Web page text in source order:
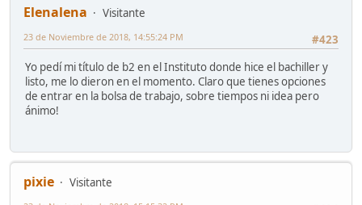
Elenalena
Visitante
#423
23 de Noviembre de 2018, 14:55:24 PM
Yo pedí mi título de b2 en el Instituto donde hice el bachiller y
listo, me lo dieron en el momento. Claro que tienes opciones
de entrar en la bolsa de trabajo, sobre tiempos ni idea pero
ánimo!
pixie
Visitante